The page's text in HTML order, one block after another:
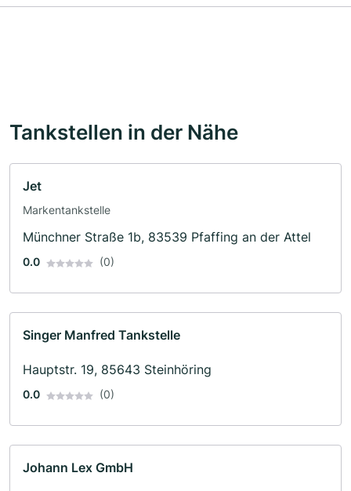
Tankstellen in der Nähe
Jet
Markentankstelle
Münchner Straße 1b, 83539 Pfaffing an der Attel
0.0 (0)
Singer Manfred Tankstelle
Hauptstr. 19, 85643 Steinhöring
0.0 (0)
Johann Lex GmbH